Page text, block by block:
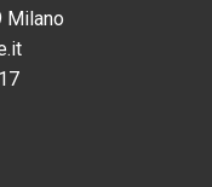
Milano